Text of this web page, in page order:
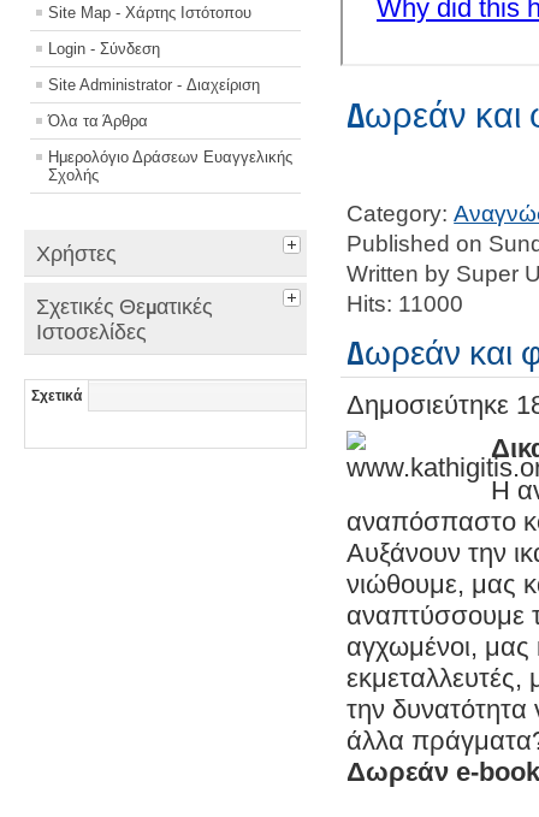
Site Map - Χάρτης Ιστότοπου
Login - Σύνδεση
Site Administrator - Διαχείριση
Όλα τα Άρθρα
Ημερολόγιο Δράσεων Ευαγγελικής
Σχολής
Χρήστες
Σχετικές Θεματικές
Ιστοσελίδες
Σχετικά
Δωρεάν και
Category:
Published on
Written by Super
Hits: 11000
Δωρεάν και
Δημοσιεύτηκε
Η
αναπόσπαστο
Αυξάνουν την
νιώθουμε, μας
αναπτύσσουμε
αγχωμένοι, μας
εκμεταλλευτές,
την
άλλα
Δωρεάν e-